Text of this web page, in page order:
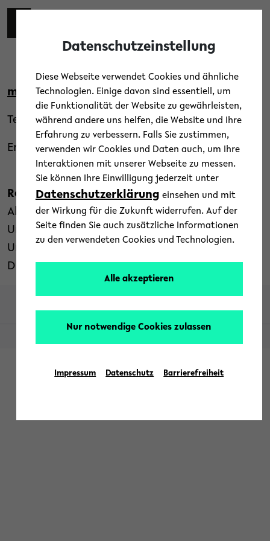
Skip to main content
Kontakt
medien@uni-bielefeld.de
Telefon: (0521) 106-4170
Erreichbarkeit: Mo-Fr, 9-16.30 Uhr
Referat für Kommunikation
Abteilung Medien und News
Universität Bielefeld
Universitätsstraße 25
D-33615 Bielefeld
Datenschutzeinstellung
Diese Webseite verwendet Cookies und ähnliche
Technologien. Einige davon sind essentiell, um
die Funktionalität der Website zu gewährleisten,
während andere uns helfen, die Website und Ihre
Erfahrung zu verbessern. Falls Sie zustimmen,
verwenden wir Cookies und Daten auch, um Ihre
Interaktionen mit unserer Webseite zu messen.
Sie können Ihre Einwilligung jederzeit unter
Datenschutzerklärung einsehen und mit
der Wirkung für die Zukunft widerrufen. Auf der
Seite finden Sie auch zusätzliche Informationen
zu den verwendeten Cookies und Technologien.
Alle akzeptieren
Nur notwendige Cookies zulassen
Impressum Datenschutz Barrierefreiheit